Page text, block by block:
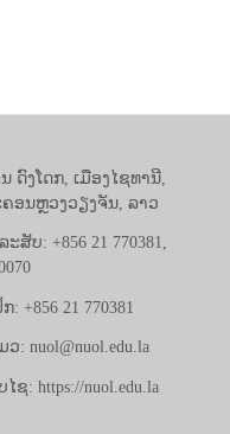
ດົງໂດກ, ເມືອງໄຊທານີ,
ອນຫຼວງວຽງຈັນ, ລາວ
ະສັບ: +856 21 770381,
: +856 21 770381
ວ: nuol@nuol.edu.la
ໄຊ: https://nuol.edu.la